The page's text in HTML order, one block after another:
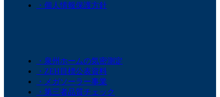
・個人情報保護方針
・泉州ホームの気密測定
・ZEH目標公表資料
・メガソーラー事業
・第三者品質チェック